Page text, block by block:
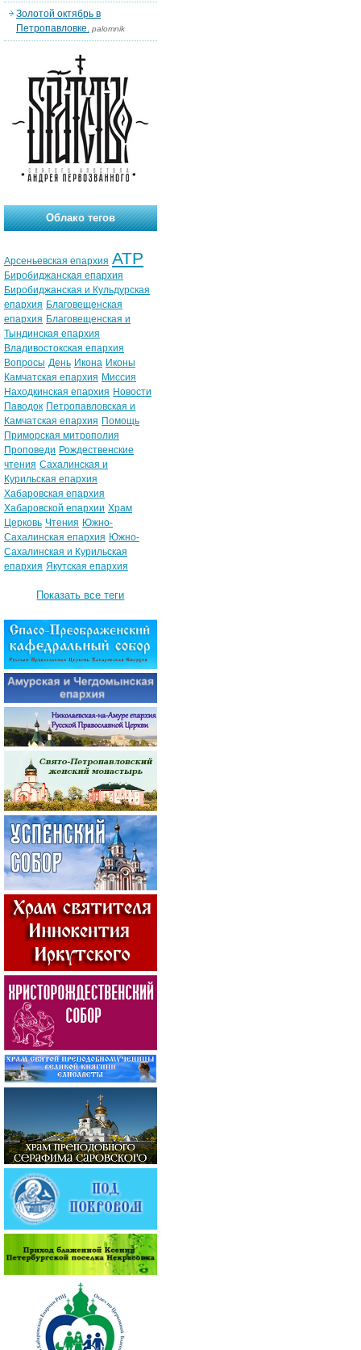
Золотой октябрь в
Петропавловке. palomnik
Облако тегов
Арсеньевская епархия АТР
Биробиджанская епархия
Биробиджанская и Кульдурская
епархия Благовещенская
епархия Благовещенская и
Тындинская епархия
Владивостокская епархия
Вопросы День Икона Иконы
Камчатская епархия Миссия
Находкинская епархия Новости
Паводок Петропавловская и
Камчатская епархия Помощь
Приморская митрополия
Проповеди Рождественские
чтения Сахалинская и
Курильская епархия
Хабаровская епархия
Хабаровской епархии Храм
Церковь Чтения Южно-
Сахалинская епархия Южно-
Сахалинская и Курильская
епархия Якутская епархия
Показать все теги